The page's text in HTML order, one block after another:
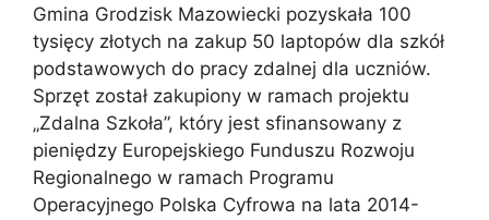
Gmina Grodzisk Mazowiecki pozyskała 100
tysięcy złotych na zakup 50 laptopów dla szkół
podstawowych do pracy zdalnej dla uczniów.
Sprzęt został zakupiony w ramach projektu
„Zdalna Szkoła”, który jest sfinansowany z
pieniędzy Europejskiego Funduszu Rozwoju
Regionalnego w ramach Programu
Operacyjnego Polska Cyfrowa na lata 2014-